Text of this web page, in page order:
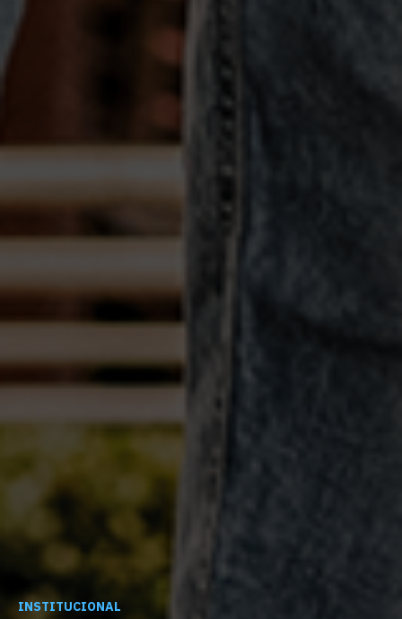
INSTITUCIONAL